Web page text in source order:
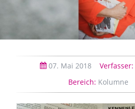
07. Mai 2018 Verfasser:
Bereich: Kolumne